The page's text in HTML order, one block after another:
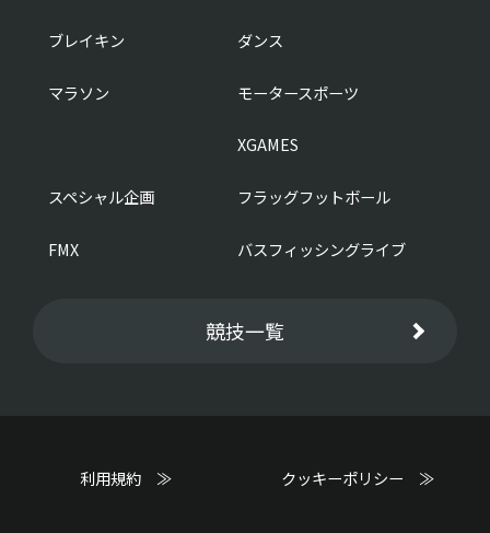
ブレイキン ダンス
マラソン モータースポーツ
XGAMES
スペシャル企画 フラッグフットボール
FMX バスフィッシングライブ
競技一覧
利用規約 ≫ クッキーポリシー ≫